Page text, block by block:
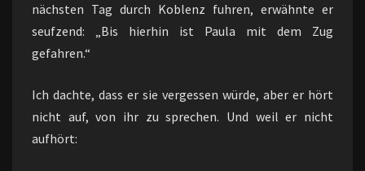
nächsten Tag durch Koblenz fuhren, erwähnte er
seufzend: „Bis hierhin ist Paula mit dem Zug
gefahren.“
Ich dachte, dass er sie vergessen würde, aber er hört
nicht auf, von ihr zu sprechen. Und weil er nicht
aufhört: